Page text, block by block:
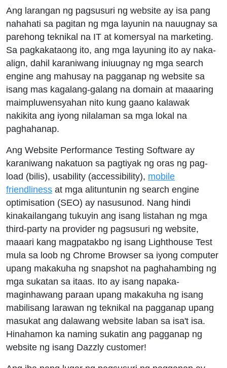
Ang larangan ng pagsusuri ng website ay isa pang
nahahati sa pagitan ng mga layunin na nauugnay sa
parehong teknikal na IT at komersyal na marketing.
Sa pagkakataong ito, ang mga layuning ito ay naka-
align, dahil karaniwang iniuugnay ng mga search
engine ang mahusay na pagganap ng website sa
isang mas kagalang-galang na domain at maaaring
maimpluwensyahan nito kung gaano kalawak
nakikita ang iyong nilalaman sa mga lokal na
paghahanap.
Ang Website Performance Testing Software ay
karaniwang nakatuon sa pagtiyak ng oras ng pag-
load (bilis), usability (accessibility), mobile
friendliness at mga alituntunin ng search engine
optimisation (SEO) ay nasusunod. Nang hindi
kinakailangang tukuyin ang isang listahan ng mga
third-party na provider ng pagsusuri ng website,
maaari kang magpatakbo ng isang Lighthouse Test
mula sa loob ng Chrome Browser sa iyong computer
upang makakuha ng snapshot na paghahambing ng
mga sukatan sa itaas. Ito ay isang napaka-
maginhawang paraan upang makakuha ng isang
mabilisang larawan ng teknikal na pagganap upang
masukat ang dalawang website laban sa isa't isa.
Hinahamon ka naming sukatin ang pagganap ng
website ng isang Dazzly customer!